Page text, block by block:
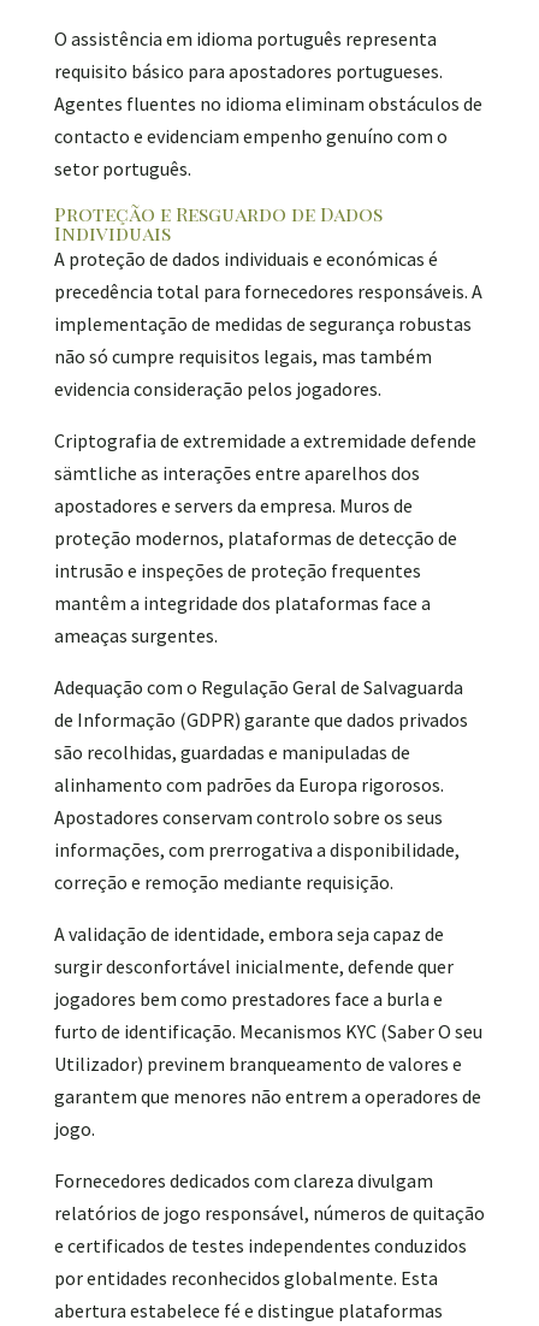
O assistência em idioma português representa
requisito básico para apostadores portugueses.
Agentes fluentes no idioma eliminam obstáculos de
contacto e evidenciam empenho genuíno com o
setor português.
Proteção e Resguardo de Dados
Individuais
A proteção de dados individuais e económicas é
precedência total para fornecedores responsáveis. A
implementação de medidas de segurança robustas
não só cumpre requisitos legais, mas também
evidencia consideração pelos jogadores.
Criptografia de extremidade a extremidade defende
sämtliche as interações entre aparelhos dos
apostadores e servers da empresa. Muros de
proteção modernos, plataformas de detecção de
intrusão e inspeções de proteção frequentes
mantêm a integridade dos plataformas face a
ameaças surgentes.
Adequação com o Regulação Geral de Salvaguarda
de Informação (GDPR) garante que dados privados
são recolhidas, guardadas e manipuladas de
alinhamento com padrões da Europa rigorosos.
Apostadores conservam controlo sobre os seus
informações, com prerrogativa a disponibilidade,
correção e remoção mediante requisição.
A validação de identidade, embora seja capaz de
surgir desconfortável inicialmente, defende quer
jogadores bem como prestadores face a burla e
furto de identificação. Mecanismos KYC (Saber O seu
Utilizador) previnem branqueamento de valores e
garantem que menores não entrem a operadores de
jogo.
Fornecedores dedicados com clareza divulgam
relatórios de jogo responsável, números de quitação
e certificados de testes independentes conduzidos
por entidades reconhecidos globalmente. Esta
abertura estabelece fé e distingue plataformas